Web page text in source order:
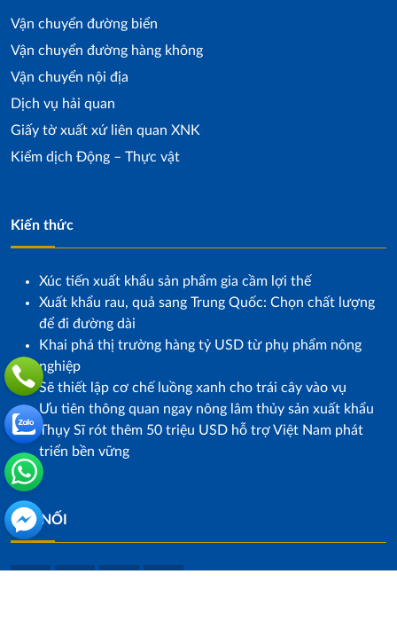
Vận chuyển đường biển
Vận chuyển đường hàng không
Vận chuyển nội địa
Dịch vụ hải quan
Giấy tờ xuất xứ liên quan XNK
Kiểm dịch Động – Thực vật
Kiến thức
Xúc tiến xuất khẩu sản phẩm gia cầm lợi thế
Xuất khẩu rau, quả sang Trung Quốc: Chọn chất lượng
để đi đường dài
Khai phá thị trường hàng tỷ USD từ phụ phẩm nông
nghiệp
Sẽ thiết lập cơ chế luồng xanh cho trái cây vào vụ
Ưu tiên thông quan ngay nông lâm thủy sản xuất khẩu
Thụy Sĩ rót thêm 50 triệu USD hỗ trợ Việt Nam phát
triển bền vững
KẾT NỐI